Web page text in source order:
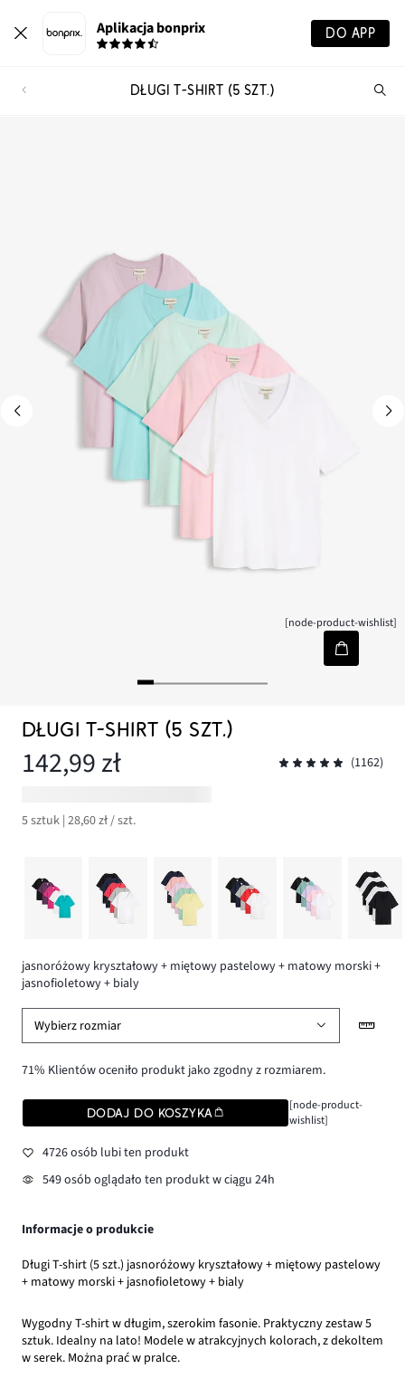
Aplikacja bonprix DO APP
DŁUGI T-SHIRT (5 SZT.)
[node-product-wishlist]
DŁUGI T-SHIRT (5 SZT.)
142,99 zł (1162)
5 sztuk | 28,60 zł / szt.
jasnoróżowy kryształowy + miętowy pastelowy + matowy morski +
jasnofioletowy + bialy
Wybierz rozmiar
71% Klientów oceniło produkt jako zgodny z rozmiarem.
DODAJ DO KOSZYKA
[node-product-
wishlist]
4726 osób lubi ten produkt
549 osób oglądało ten produkt w ciągu 24h
Informacje o produkcie
Długi T-shirt (5 szt.) jasnoróżowy kryształowy + miętowy pastelowy
+ matowy morski + jasnofioletowy + bialy
Wygodny T-shirt w długim, szerokim fasonie. Praktyczny zestaw 5
sztuk. Idealny na lato! Modele w atrakcyjnych kolorach, z dekoltem
w serek. Można prać w pralce.